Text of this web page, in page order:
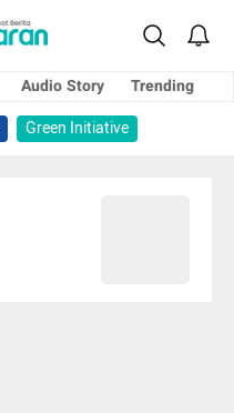
Audio Story
Trending
Green Initiative